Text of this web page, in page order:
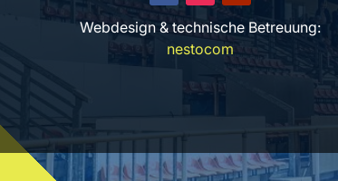
Webdesign & technische Betreuung:
nestocom